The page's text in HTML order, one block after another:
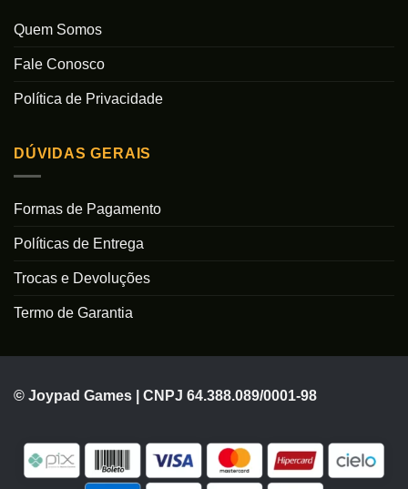
Quem Somos
Fale Conosco
Política de Privacidade
DÚVIDAS GERAIS
Formas de Pagamento
Políticas de Entrega
Trocas e Devoluções
Termo de Garantia
© Joypad Games | CNPJ 64.388.089/0001-98